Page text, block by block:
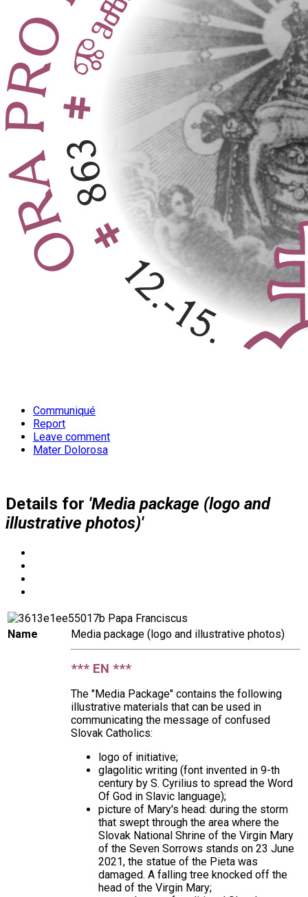
Communiqué
Report
Leave comment
Mater Dolorosa
Details for 'Media package (logo and
illustrative photos)'
Name Media package (logo and illustrative photos)
*** EN ***
The "Media Package" contains the following
illustrative materials that can be used in
communicating the message of confused
Slovak Catholics:
logo of initiative;
glagolitic writing (font invented in 9-th
century by S. Cyrilius to spread the Word
Of God in Slavic language);
picture of Mary's head: during the storm
that swept through the area where the
Slovak National Shrine of the Virgin Mary
of the Seven Sorrows stands on 23 June
2021, the statue of the Pieta was
damaged. A falling tree knocked off the
head of the Virgin Mary;